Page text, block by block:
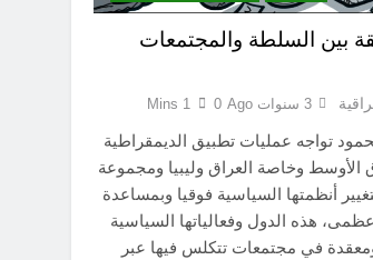
بين السلطة والمجتمعات
3 سنوات Ago 0
1 Mins
تواجه عمليات تطبيق الديمقراطية
وخاصة العراق وليبيا ومجموعة
أنظمتها السياسية فوقيا وبمساعدة
هذه الدول وفعالياتها السياسية
في مجتمعات تتكلس فيها عبر